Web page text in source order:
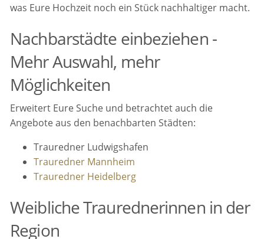
was Eure Hochzeit noch ein Stück nachhaltiger macht.
Nachbarstädte einbeziehen -
Mehr Auswahl, mehr
Möglichkeiten
Erweitert Eure Suche und betrachtet auch die
Angebote aus den benachbarten Städten:
Trauredner Ludwigshafen
Trauredner Mannheim
Trauredner Heidelberg
Weibliche Traurednerinnen in der
Region